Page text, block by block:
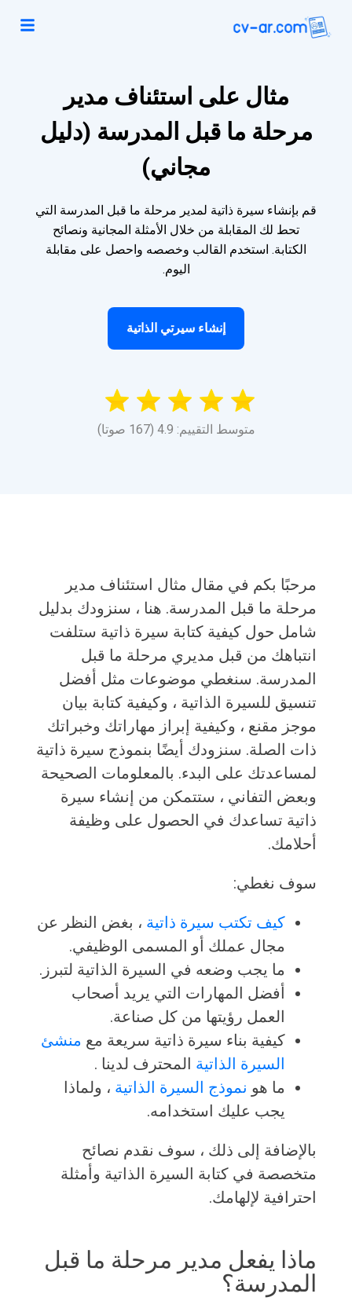
مثال على استئناف مدير
مرحلة ما قبل المدرسة (دليل
مجاني)
قم بإنشاء سيرة ذاتية لمدير مرحلة ما قبل المدرسة التي
تحط لك المقابلة من خلال الأمثلة المجانية ونصائح
الكتابة. استخدم القالب وخصصه واحصل على مقابلة
اليوم.
إنشاء سيرتي الذاتية
متوسط التقييم: 4.9 (167 صوتا)
مرحبًا بكم في مقال مثال استئناف مدير
مرحلة ما قبل المدرسة. هنا ، سنزودك بدليل
شامل حول كيفية كتابة سيرة ذاتية ستلفت
انتباهك من قبل مديري مرحلة ما قبل
المدرسة. سنغطي موضوعات مثل أفضل
تنسيق للسيرة الذاتية ، وكيفية كتابة بيان
موجز مقنع ، وكيفية إبراز مهاراتك وخبراتك
ذات الصلة. سنزودك أيضًا بنموذج سيرة ذاتية
لمساعدتك على البدء. بالمعلومات الصحيحة
وبعض التفاني ، ستتمكن من إنشاء سيرة
ذاتية تساعدك في الحصول على وظيفة
أحلامك.
سوف نغطي:
كيف تكتب سيرة ذاتية ، بغض النظر عن
مجال عملك أو المسمى الوظيفي.
ما يجب وضعه في السيرة الذاتية لتبرز.
أفضل المهارات التي يريد أصحاب
العمل رؤيتها من كل صناعة.
كيفية بناء سيرة ذاتية سريعة مع منشئ
السيرة الذاتية المحترف لدينا .
ما هو نموذج السيرة الذاتية ، ولماذا
يجب عليك استخدامه.
بالإضافة إلى ذلك ، سوف نقدم نصائح
متخصصة في كتابة السيرة الذاتية وأمثلة
احترافية لإلهامك.
ماذا يفعل مدير مرحلة ما قبل
المدرسة؟